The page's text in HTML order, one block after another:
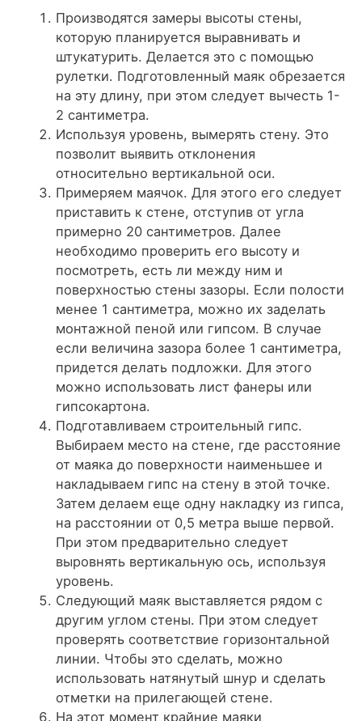
Производятся замеры высоты стены,
которую планируется выравнивать и
штукатурить. Делается это с помощью
рулетки. Подготовленный маяк обрезается
на эту длину, при этом следует вычесть 1-
2 сантиметра.
Используя уровень, вымерять стену. Это
позволит выявить отклонения
относительно вертикальной оси.
Примеряем маячок. Для этого его следует
приставить к стене, отступив от угла
примерно 20 сантиметров. Далее
необходимо проверить его высоту и
посмотреть, есть ли между ним и
поверхностью стены зазоры. Если полости
менее 1 сантиметра, можно их заделать
монтажной пеной или гипсом. В случае
если величина зазора более 1 сантиметра,
придется делать подложки. Для этого
можно использовать лист фанеры или
гипсокартона.
Подготавливаем строительный гипс.
Выбираем место на стене, где расстояние
от маяка до поверхности наименьшее и
накладываем гипс на стену в этой точке.
Затем делаем еще одну накладку из гипса,
на расстоянии от 0,5 метра выше первой.
При этом предварительно следует
выровнять вертикальную ось, используя
уровень.
Следующий маяк выставляется рядом с
другим углом стены. При этом следует
проверять соответствие горизонтальной
линии. Чтобы это сделать, можно
использовать натянутый шнур и сделать
отметки на прилегающей стене.
На этот момент крайние маяки